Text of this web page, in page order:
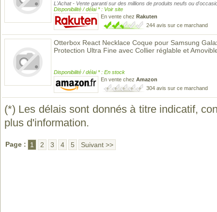
L'Achat - Vente garanti sur des millions de produits neufs ou
Disponibilité / délai * : Voir site
En vente chez Rakuten
244 avis sur ce marchand
Otterbox React Necklace Coque pour Samsung
Protection Ultra Fine avec Collier réglable et
Disponibilité / délai * : En stock
En vente chez Amazon
304 avis sur ce marchand
(*) Les délais sont donnés à titre indicatif,
plus d'information.
Page : 1 2 3 4 5 Suivant >>